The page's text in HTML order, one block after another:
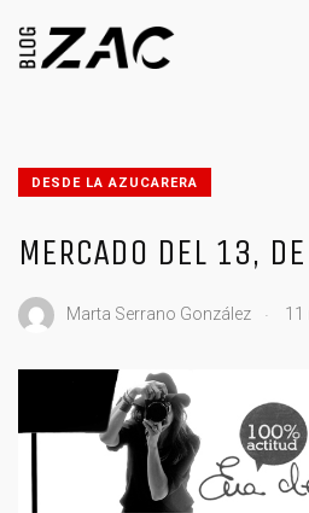
DESDE LA AZUCARERA
MERCADO DEL 13,
Marta Serrano González 11